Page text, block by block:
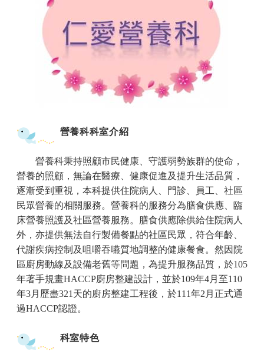
營養科科室介紹
營養科秉持照顧市民健康、
守護弱勢族群的使命，
營養的照顧，無論在醫療、健康促進及提升生活品質，
逐漸受到重視，本科提供住院病人、門診、員工、社區
民眾營養的相關服務。營養科的服務分為膳食供應、臨
床營養照護及社區營養服務。膳食供應除供給住院病人
外，亦提供無法自行製備餐點的社區民眾，符合年齡、
代謝疾病控制及咀嚼吞嚥質地調整的健康餐食。然因院
區廚房動線及設備老舊等問題，為提升服務品質，於105
年著手規畫HACCP廚房整建設計，並於109年4月至110
年3月歷盡321天的廚房整建工程後，於111年2月正式通
過HACCP認證。
科室特色